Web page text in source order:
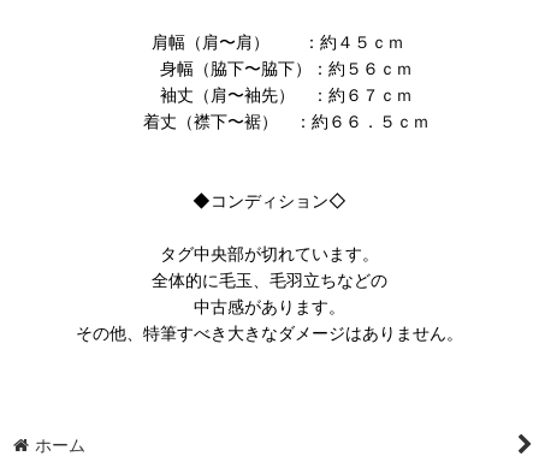
肩幅（肩〜肩） ：約４５ｃｍ
身幅（脇下〜脇下）：約５６ｃｍ
袖丈（肩〜袖先） ：約６７ｃｍ
着丈（襟下〜裾） ：約６６．５ｃｍ
◆コンディション◇
タグ中央部が切れています。
全体的に毛玉、毛羽立ちなどの
中古感があります。
その他、特筆すべき大きなダメージはありません。
ホーム